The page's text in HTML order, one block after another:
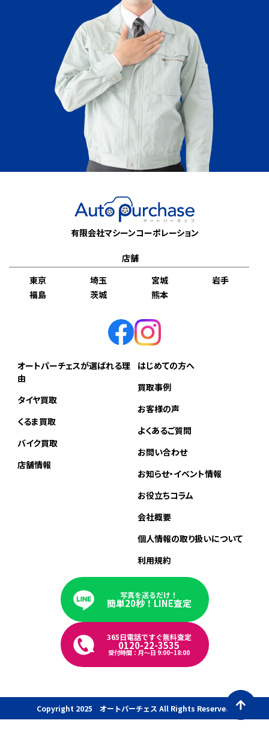
有限会社マシーンコーポレーション
店舗
東京
埼玉 宮城
岩手
福島
茨城 熊本
オートパーチェスが選ばれる理
由
タイヤ買取
くるま買取
バイク買取
店舗情報
はじめての方へ
買取事例
お客様の声
よくあるご質問
お問い合わせ
お知らせ・イベント情報
お役立ちコラム
会社概要
個人情報の取り扱いについて
利用規約
写真を送るだけ！
簡単20秒！LINE査定
365日電話ですぐ無料査定
0120-22-3535
受付時間：月〜日 9:00~18:00
Copyright 2025 オートパーチェス All Rights Reserved.